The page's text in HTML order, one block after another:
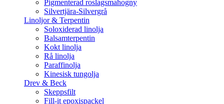
Pigmenterad roslagsmahogny
Silvertjära-Silvergrå
Linoljor & Terpentin
Soloxiderad linolja
Balsamterpentin
Kokt linolja
Rå linolja
Paraffinolja
Kinesisk tungolja
Drev & Beck
Skeppsfilt
Fill-it epoxispackel